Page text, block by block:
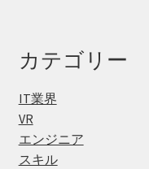
カテゴリー
IT業界
VR
エンジニア
スキル